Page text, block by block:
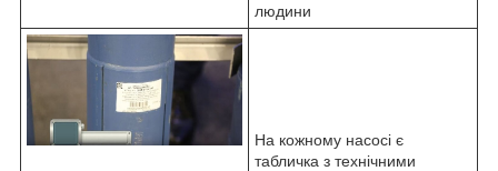
людини
На кожному насосі є
табличка з технічними